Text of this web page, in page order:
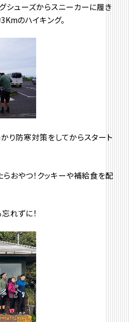
シューズからスニーカーに履き
のハイキング。
り防寒対策をしてからスタート
らおやつ！クッキーや補給食を配
れずに！